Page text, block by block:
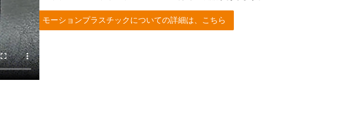
モーションプラスチックについての詳細は、こちら